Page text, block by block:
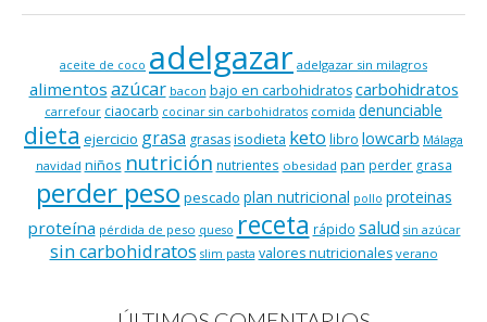
aceite de coco adelgazar adelgazar sin milagros
alimentos azúcar bacon bajo en carbohidratos carbohidratos
carrefour ciaocarb cocinar sin carbohidratos comida denunciable
dieta ejercicio grasa grasasisodieta keto libro lowcarb Málaga
navidad niños nutrición nutrientes obesidad pan perder grasa
perder peso pescado plan nutricional pollo proteinas
proteína pérdida de peso queso receta rápido salud sin azúcar
sin carbohidratos slim pasta valores nutricionales verano